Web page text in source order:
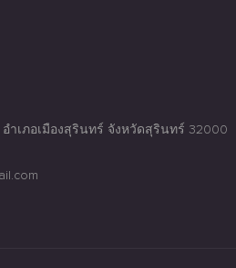
ำเภอเมืองสุรินทร์ จังหวัดสุรินทร์ 32000